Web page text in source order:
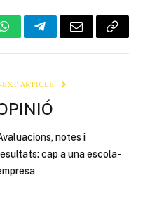
WhatsAppTelegramEmail Copy
ARTICLE
notes i
cap a una escola-